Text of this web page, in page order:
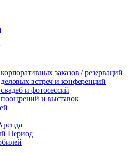
заказов / резерваций
встреч и конференций
и фотосессий
и выставок
Период